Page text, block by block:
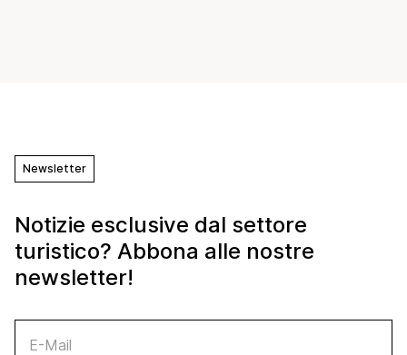
Newsletter
Notizie esclusive dal settore
turistico? Abbona alle nostre
newsletter!
E-Mail